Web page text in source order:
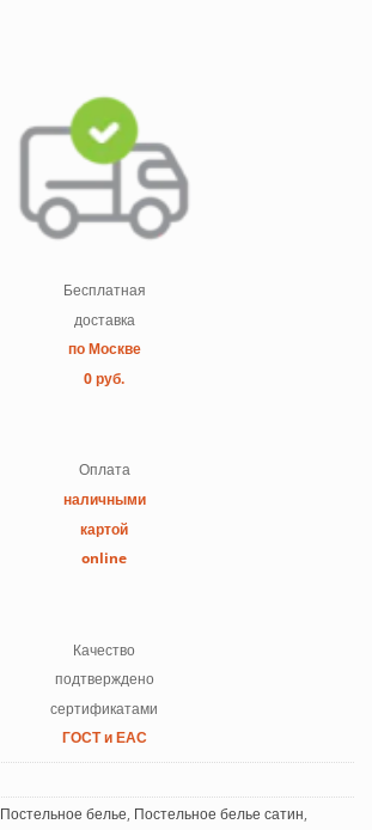
Бесплатная
доставка
по Москве
0 руб.
Оплата
наличными
картой
online
Качество
подтверждено
сертификатами
ГОСТ и ЕАС
Постельное белье Постельное белье сатин